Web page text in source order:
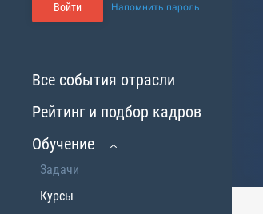
Войти Напомнить пароль
Все события отрасли
Рейтинг и подбор кадров
Обучение
Задачи
Курсы